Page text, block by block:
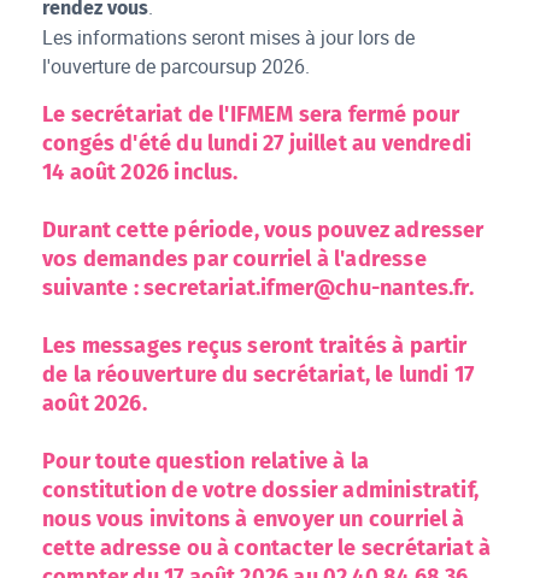
rendez vous.
Les informations seront mises à jour lors de
l'ouverture de parcoursup 2026.
Le secrétariat de l'IFMEM sera fermé pour
congés d'été du lundi 27 juillet au vendredi
14 août 2026 inclus.
Durant cette période, vous pouvez adresser
vos demandes par courriel à l'adresse
suivante :secretariat.ifmer@chu-nantes.fr.
Les messages reçus seront traités à partir
de la réouverture du secrétariat, le lundi 17
août 2026.
Pour toute question relative à la
constitution de votre dossier administratif,
nous vous invitons à envoyer un courriel à
cette adresse ou à contacter le secrétariat à